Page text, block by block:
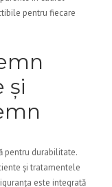
pentru fiecare
și
pentru durabilitate.
și tratamentele
este integrată